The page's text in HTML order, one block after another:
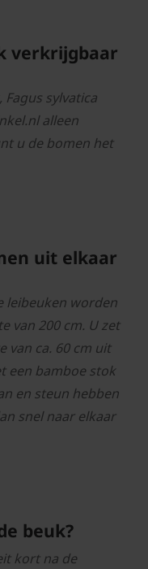
verkrijgbaar
sylvatica
alleen
u de bomen het
uit elkaar
leibeuken worden
van 200 cm. U zet
van ca. 60 cm uit
een bamboe stok
en steun hebben
snel naar elkaar
beuk?
kort na de